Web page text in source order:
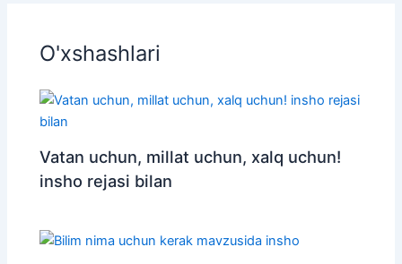
O'xshashlari
Vatan uchun, millat uchun, xalq uchun!
insho rejasi bilan